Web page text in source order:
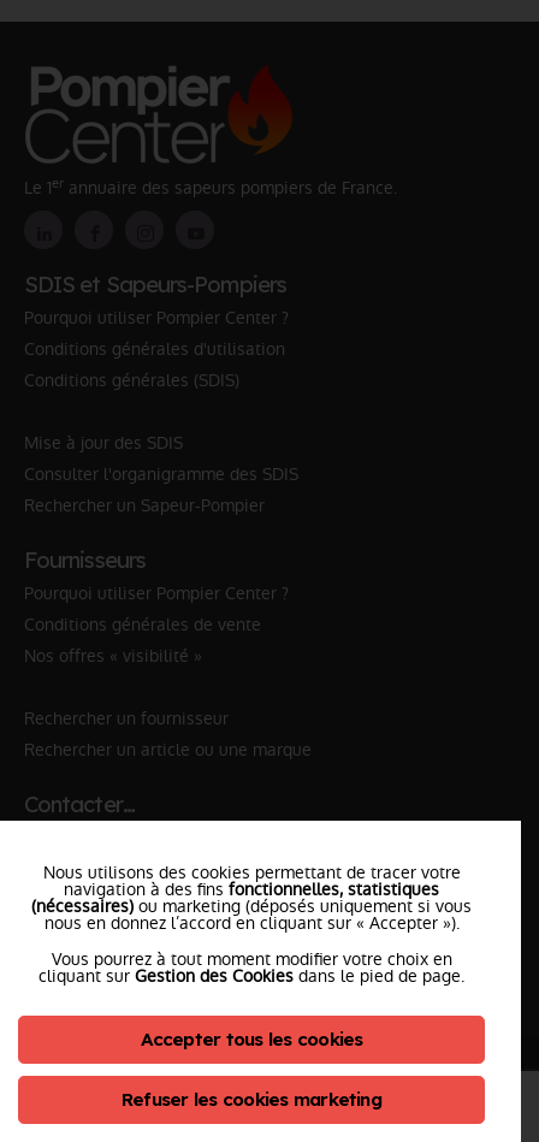
Le 1er annuaire des sapeurs pompiers de France.
SDIS et Sapeurs-Pompiers
Pourquoi utiliser Pompier Center ?
Conditions générales d'utilisation
Conditions générales (SDIS)
Mise à jour des SDIS
Consulter l'organigramme des SDIS
Rechercher un Sapeur-Pompier
Fournisseurs
Pourquoi utiliser Pompier Center ?
Conditions générales de vente
Nos offres « visibilité »
Rechercher un fournisseur
Rechercher un article ou une marque
Contacter…
✆ 18№National Sapeurs-Pompiers
le SDISle plus proche
l'équipePompierCenter
©2026 Pompier Center • Mentions Légales •
Protection de vos données • Plan du Site
ClicConnect & Digicalys
Nous utilisons des cookies permettant de tracer votre
navigation à des fins fonctionnelles, statistiques
(nécessaires) ou marketing (déposés uniquement si vous
nous en donnez l’accord en cliquant sur « Accepter »).
Vous pourrez à tout moment modifier votre choix en
cliquant sur Gestion des Cookies dans le pied de page.
Accepter tous les cookies
Refuser les cookies marketing